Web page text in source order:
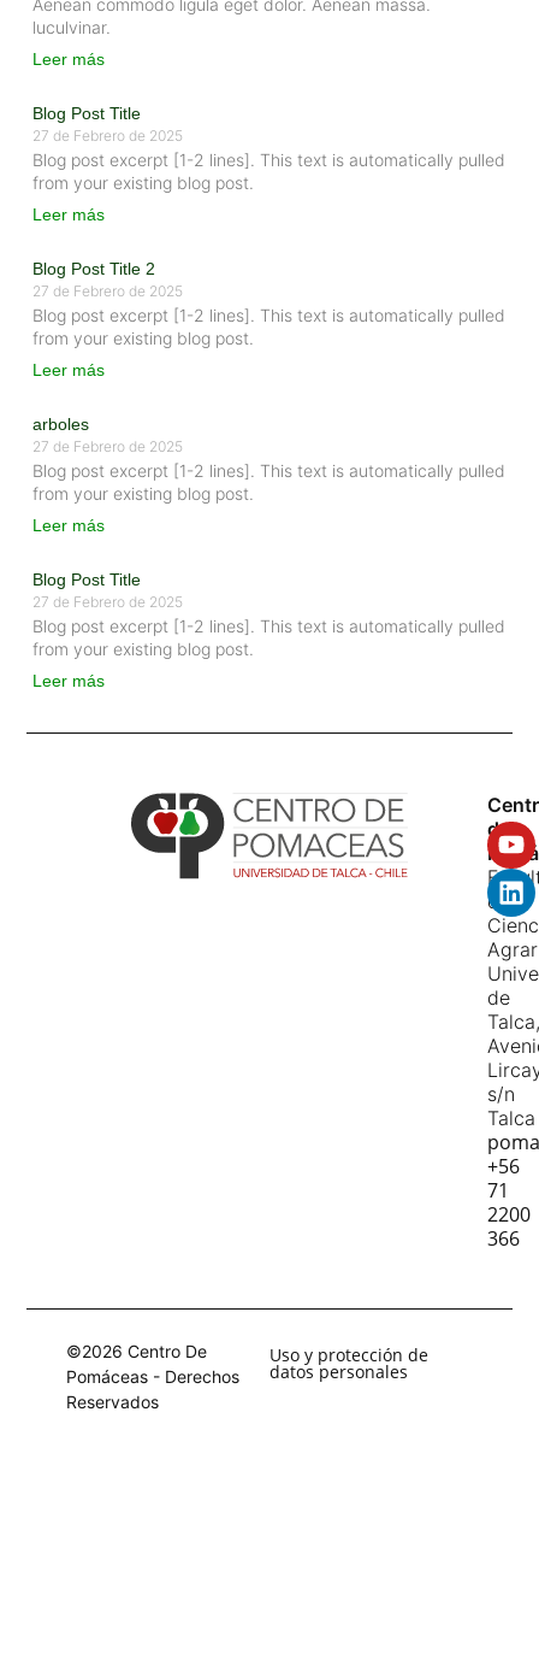
Aenean commodo ligula eget dolor. Aenean massa.
luculvinar.
Leer más
Blog Post Title
27 de Febrero de 2025
Blog post excerpt [1-2 lines]. This text is automatically pulled
from your existing blog post.
Leer más
Blog Post Title 2
27 de Febrero de 2025
Blog post excerpt [1-2 lines]. This text is automatically pulled
from your existing blog post.
Leer más
arboles
27 de Febrero de 2025
Blog post excerpt [1-2 lines]. This text is automatically pulled
from your existing blog post.
Leer más
Blog Post Title
27 de Febrero de 2025
Blog post excerpt [1-2 lines]. This text is automatically pulled
from your existing blog post.
Leer más
de
de
de
s/n
Talca
+56
71
2200
366
©2026 Centro De
Pomáceas - Derechos
Reservados
Uso y protección de
datos personales